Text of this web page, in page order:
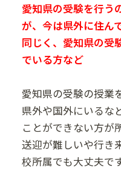
愛知県の受験を行う
が、今は県外に住ん
同じく、愛知県の受
でいる方など
愛知県の受験の授業
県外や国外にいるな
ことができない方が
送迎が難しいや行き
校所属でも大丈夫です